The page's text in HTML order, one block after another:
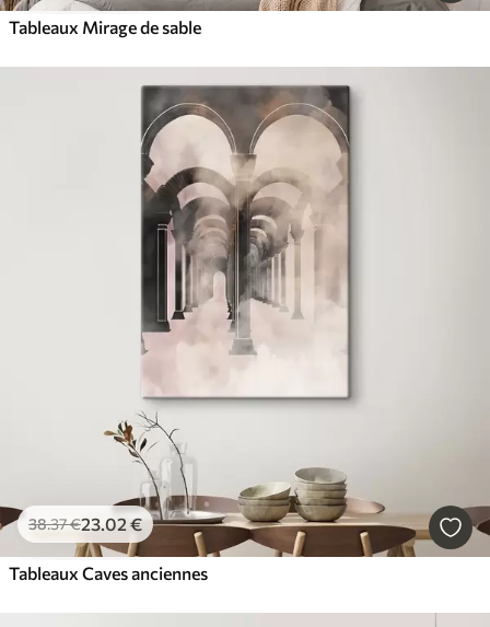
Tableaux Mirage de sable
38.37€23.02€
Tableaux Caves anciennes